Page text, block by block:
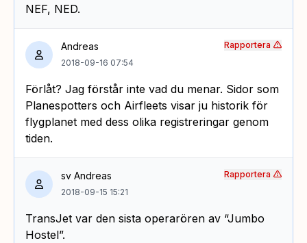
NEF, NED.
Andreas
2018-09-16 07:54
Förlåt? Jag förstår inte vad du menar. Sidor som
Planespotters och Airfleets visar ju historik för
flygplanet med dess olika registreringar genom
tiden.
Rapportera
sv Andreas
2018-09-15 15:21
TransJet var den sista operarören av “Jumbo
Hostel”.
Rapportera